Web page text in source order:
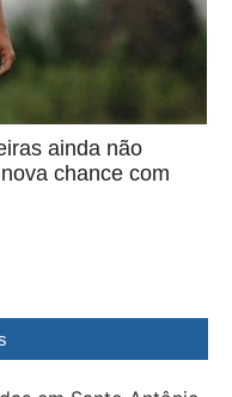
ainda não
chance com